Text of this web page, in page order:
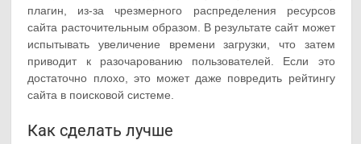
плагин, из-за чрезмерного распределения ресурсов
сайта расточительным образом. В результате сайт может
испытывать увеличение времени загрузки, что затем
приводит к разочарованию пользователей. Если это
достаточно плохо, это может даже повредить рейтингу
сайта в поисковой системе.
Как сделать лучше